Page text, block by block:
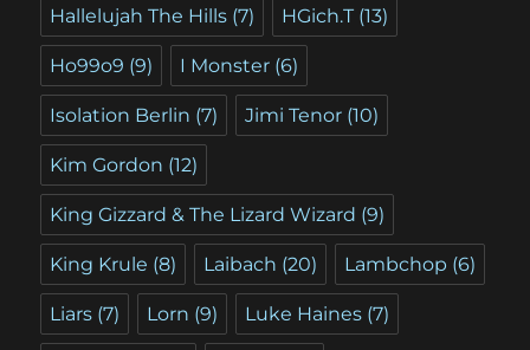
Hallelujah The Hills (7) HGich.T (13)
Ho99o9 (9) I Monster (6)
Isolation Berlin (7) Jimi Tenor (10)
Kim Gordon (12)
King Gizzard & The Lizard Wizard (9)
King Krule (8) Laibach (20) Lambchop (6)
Liars (7) Lorn (9) Luke Haines (7)